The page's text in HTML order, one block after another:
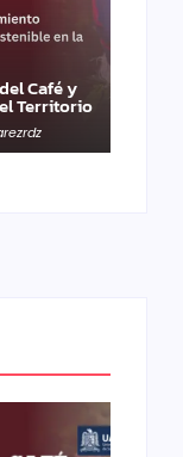
Café y
Territorio